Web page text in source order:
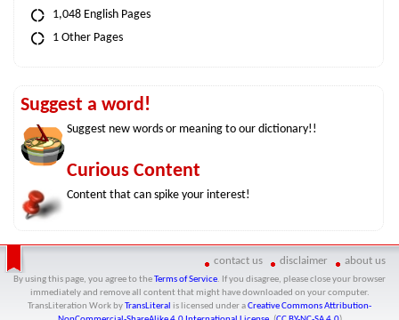
1,048 English Pages
1 Other Pages
Suggest a word!
Suggest new words or meaning to our dictionary!!
Curious Content
Content that can spike your interest!
contact us disclaimer about us
By using this page, you agree to the Terms of Service. If you disagree, please close your browser
immediately and remove all content that might have downloaded on your computer.
TransLiteration Workby TransLiteral is licensed under aCreative Commons Attribution-